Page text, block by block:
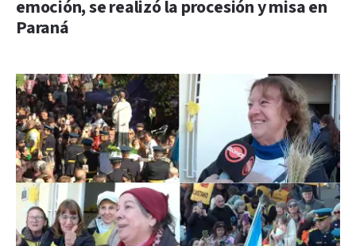
emoción, se realizó la procesión y misa en
Paraná